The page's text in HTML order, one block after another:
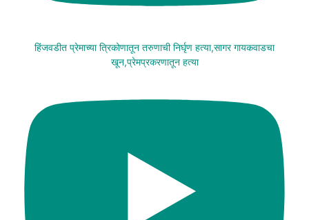
हिंजवडीत प्रेमाच्या त्रिकोणातून तरुणाची निर्घृण हत्या,सागर गायकवाडचा
खून,प्रेमप्रकरणातून हत्या